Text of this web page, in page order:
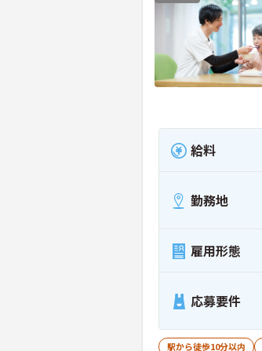
給料
勤務地
雇用形態
応募要件
駅から徒歩10分以内